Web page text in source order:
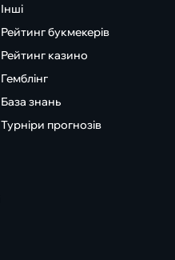
Інші
Рейтинг букмекерів
Рейтинг казино
Гемблінг
База знань
Турніри прогнозів